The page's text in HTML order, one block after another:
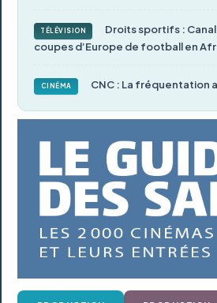
TÉLÉVISION
Droits sportifs :
coupes d’Europe de football en
CINÉMA CNC : La fréquentation